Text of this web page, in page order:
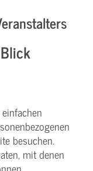
besuchen.
mit denen